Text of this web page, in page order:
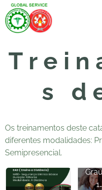
T r e i n
s d
Os treinamentos deste
diferentes modalidades:
Semipresencial.
1